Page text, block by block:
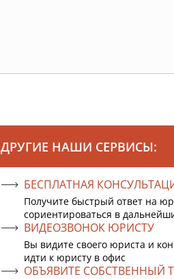
ДРУГИЕ НАШИ СЕРВИСЫ:
БЕСПЛАТНАЯ
Получите быстрый ответ на
сориентироваться в
ВИДЕОЗВОНОК ЮРИСТУ
Вы видите своего юриста и
идти к юристу в офис
ОБЪЯВИТЕ СОБСТВЕННЫЙ